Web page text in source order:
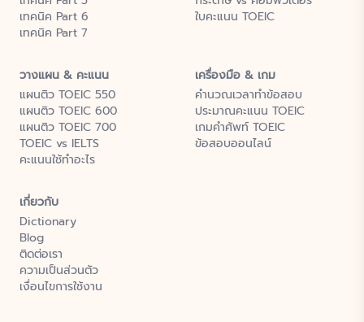
เทคนิค Part 6
เทคนิค Part 7
ใบคะแนน TOEIC
วางแผน & คะแนน
แผนติว TOEIC 550
แผนติว TOEIC 600
แผนติว TOEIC 700
TOEIC vs IELTS
คะแนนใช้ทำอะไร
เครื่องมือ & เกม
คำนวณเวลาทำข้อสอบ
ประมาณคะแนน TOEIC
เกมคำศัพท์ TOEIC
ข้อสอบออนไลน์
เกี่ยวกับ
Dictionary
Blog
ติดต่อเรา
ความเป็นส่วนตัว
เงื่อนไขการใช้งาน